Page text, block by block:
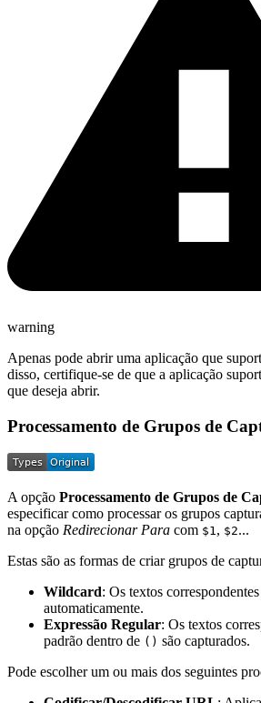
warning
Apenas pode abrir uma aplicação que
disso, certifique-se de que a aplicação
que deseja abrir.
Processamento de Grupos de
A opção Processamento de Grupos de
especificar como processar os grupos
na opção Redirecionar Para com $1, $2...
Estas são as formas de criar grupos de
Wildcard: Os textos
automaticamente.
Expressão Regular: Os textos
padrão dentro de () são capturados.
Pode escolher um ou mais dos seguintes